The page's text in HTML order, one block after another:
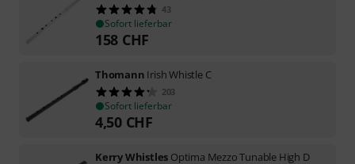
43
Sofort lieferbar
158 CHF
Thomann Irish Whistle C
203
Sofort lieferbar
4,50 CHF
Kerry Whistles Optima Mezzo Tunable High D